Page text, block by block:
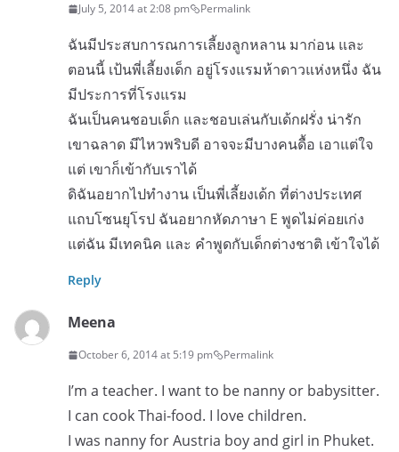
July 5, 2014 at 2:08 pm Permalink
ฉันมีประสบการณการเลี้ยงลูกหลาน มาก่อน และ
ตอนนี้ เป้นพี่เลี้ยงเด็ก อยู่โรงแรมห้าดาวแห่งหนึ่ง ฉัน
มีประการที่โรงแรม
ฉันเป็นคนชอบเด็ก และชอบเล่นกับเด้กฝรั่ง น่ารัก
เขาฉลาด มีไหวพริบดี อาจจะมีบางคนดื้อ เอาแต่ใจ
แต่ เขาก็เข้ากับเราได้
ดิฉันอยากไปทำงาน เป็นพี่เลี้ยงเด้ก ที่ต่างประเทศ
แถบโซนยุโรป ฉันอยากหัดภาษา E พูดไม่ค่อยเก่ง
แต่ฉัน มีเทคนิค และ คำพูดกับเด็กต่างชาติ เข้าใจได้
Reply
Meena
October 6, 2014 at 5:19 pm Permalink
I’m a teacher. I want to be nanny or babysitter.
I can cook Thai-food. I love children.
I was nanny for Austria boy and girl in Phuket.